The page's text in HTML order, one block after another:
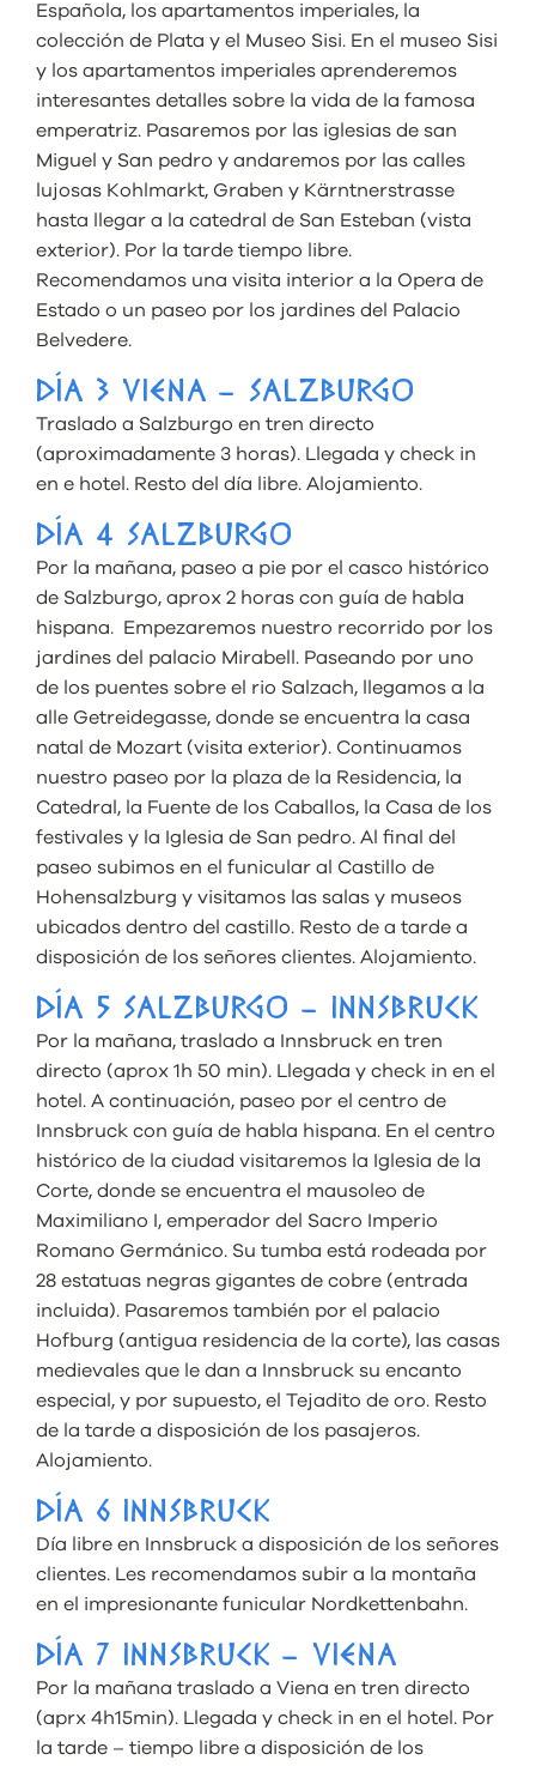
Española, los apartamentos imperiales, la
colección de Plata y el Museo Sisi. En el museo Sisi
y los apartamentos imperiales aprenderemos
interesantes detalles sobre la vida de la famosa
emperatriz. Pasaremos por las iglesias de san
Miguel y San pedro y andaremos por las calles
lujosas Kohlmarkt, Graben y Kärntnerstrasse
hasta llegar a la catedral de San Esteban (vista
exterior). Por la tarde tiempo libre.
Recomendamos una visita interior a la Opera de
Estado o un paseo por los jardines del Palacio
Belvedere.
DÍA 3 VIENA – SALZBURGO
Traslado a Salzburgo en tren directo
(aproximadamente 3 horas). Llegada y check in
en e hotel. Resto del día libre. Alojamiento.
DÍA 4 SALZBURGO
Por la mañana, paseo a pie por el casco histórico
de Salzburgo, aprox 2 horas con guía de habla
hispana. Empezaremos nuestro recorrido por los
jardines del palacio Mirabell. Paseando por uno
de los puentes sobre el rio Salzach, llegamos a la
alle Getreidegasse, donde se encuentra la casa
natal de Mozart (visita exterior). Continuamos
nuestro paseo por la plaza de la Residencia, la
Catedral, la Fuente de los Caballos, la Casa de los
festivales y la Iglesia de San pedro. Al final del
paseo subimos en el funicular al Castillo de
Hohensalzburg y visitamos las salas y museos
ubicados dentro del castillo. Resto de a tarde a
disposición de los señores clientes. Alojamiento.
DÍA 5 SALZBURGO – INNSBRUCK
Por la mañana, traslado a Innsbruck en tren
directo (aprox 1h 50 min). Llegada y check in en el
hotel. A continuación, paseo por el centro de
Innsbruck con guía de habla hispana. En el centro
histórico de la ciudad visitaremos la Iglesia de la
Corte, donde se encuentra el mausoleo de
Maximiliano I, emperador del Sacro Imperio
Romano Germánico. Su tumba está rodeada por
28 estatuas negras gigantes de cobre (entrada
incluida). Pasaremos también por el palacio
Hofburg (antigua residencia de la corte), las casas
medievales que le dan a Innsbruck su encanto
especial, y por supuesto, el Tejadito de oro. Resto
de la tarde a disposición de los pasajeros.
Alojamiento.
DÍA 6 INNSBRUCK
Día libre en Innsbruck a disposición de los señores
clientes. Les recomendamos subir a la montaña
en el impresionante funicular Nordkettenbahn.
DÍA 7 INNSBRUCK – VIENA
Por la mañana traslado a Viena en tren directo
(aprx 4h15min). Llegada y check in en el hotel. Por
la tarde – tiempo libre a disposición de los